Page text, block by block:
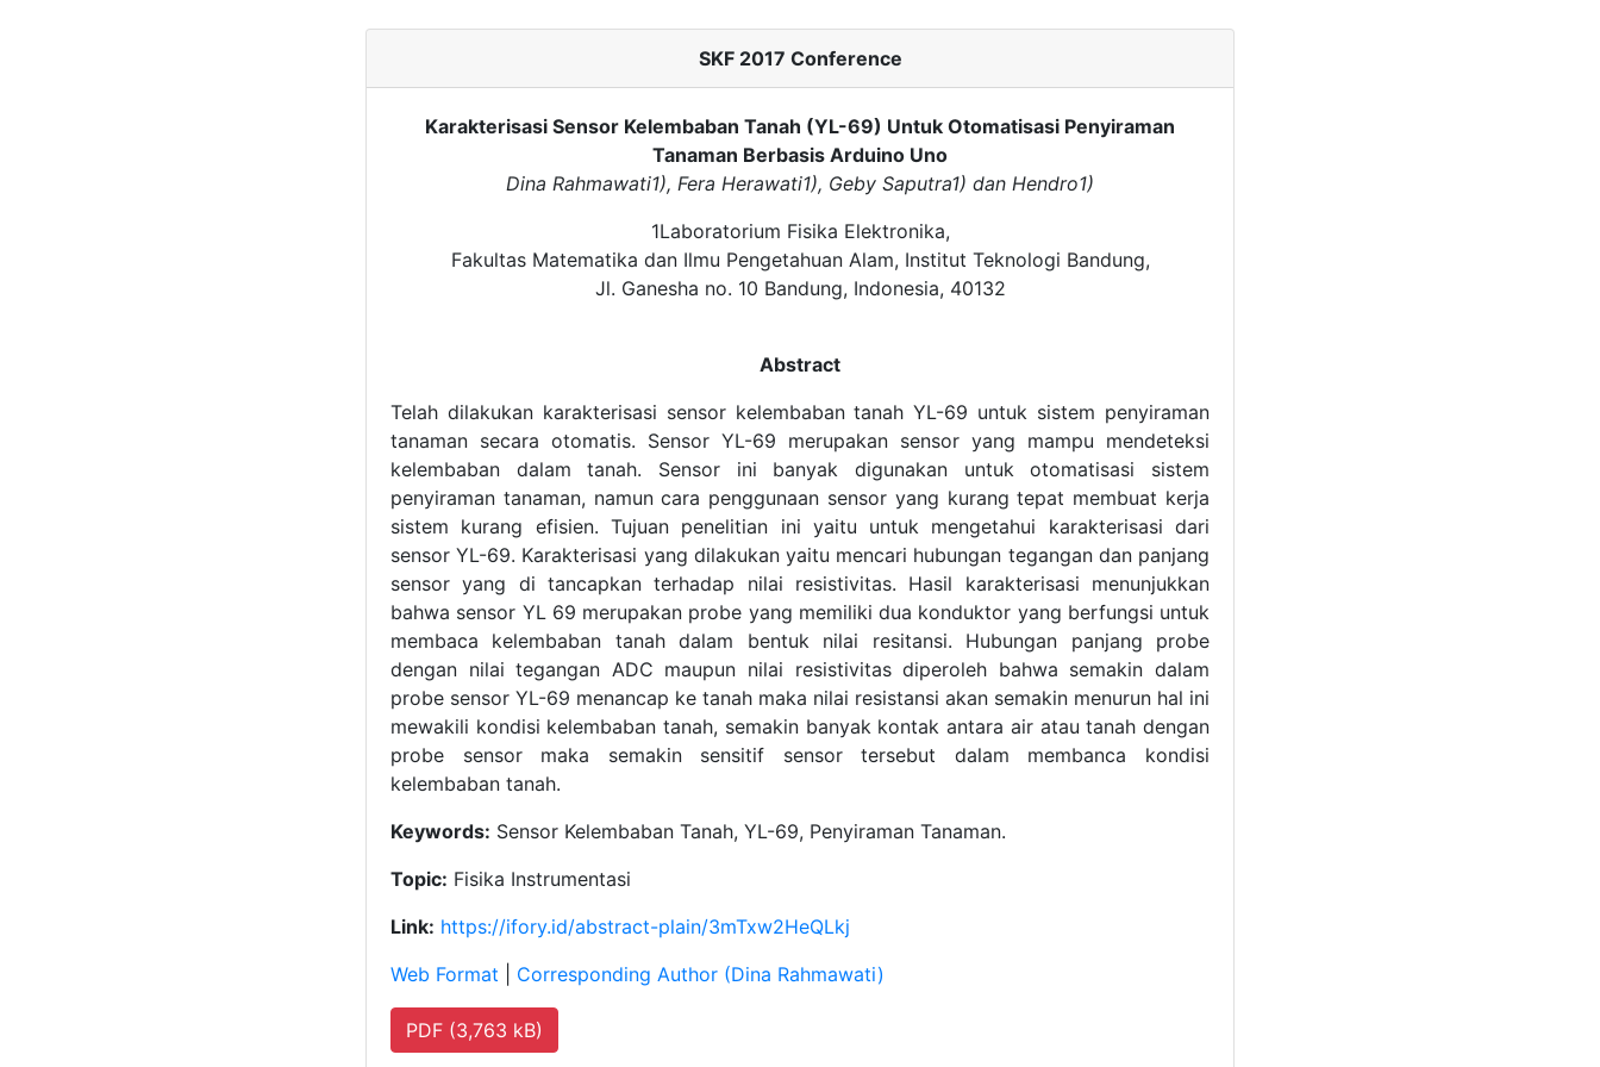
SKF 2017 Conference
Karakterisasi Sensor Kelembaban Tanah (YL-69) Untuk Otomatisasi Penyiraman
Tanaman Berbasis Arduino Uno
Dina Rahmawati1), Fera Herawati1), Geby Saputra1) dan Hendro1)
1Laboratorium Fisika Elektronika,
Fakultas Matematika dan Ilmu Pengetahuan Alam, Institut Teknologi Bandung,
Jl. Ganesha no. 10 Bandung, Indonesia, 40132
Abstract
Telah dilakukan karakterisasi sensor kelembaban tanah YL-69 untuk sistem penyiraman
tanaman secara otomatis. Sensor YL-69 merupakan sensor yang mampu mendeteksi
kelembaban dalam tanah. Sensor ini banyak digunakan untuk otomatisasi sistem
penyiraman tanaman, namun cara penggunaan sensor yang kurang tepat membuat kerja
sistem kurang efisien. Tujuan penelitian ini yaitu untuk mengetahui karakterisasi dari
sensor YL-69. Karakterisasi yang dilakukan yaitu mencari hubungan tegangan dan panjang
sensor yang di tancapkan terhadap nilai resistivitas. Hasil karakterisasi menunjukkan
bahwa sensor YL 69 merupakan probe yang memiliki dua konduktor yang berfungsi untuk
membaca kelembaban tanah dalam bentuk nilai resitansi. Hubungan panjang probe
dengan nilai tegangan ADC maupun nilai resistivitas diperoleh bahwa semakin dalam
probe sensor YL-69 menancap ke tanah maka nilai resistansi akan semakin menurun hal ini
mewakili kondisi kelembaban tanah, semakin banyak kontak antara air atau tanah dengan
probe sensor maka semakin sensitif sensor tersebut dalam membanca kondisi
kelembaban tanah.
Keywords: Sensor Kelembaban Tanah, YL-69, Penyiraman Tanaman.
Topic: Fisika Instrumentasi
Link: https://ifory.id/abstract-plain/3mTxw2HeQLkj
Web Format
Corresponding Author (Dina Rahmawati)
PDF (3,763 kB)